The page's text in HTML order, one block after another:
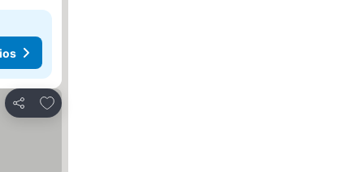
Compartir
Agregar a favoritos